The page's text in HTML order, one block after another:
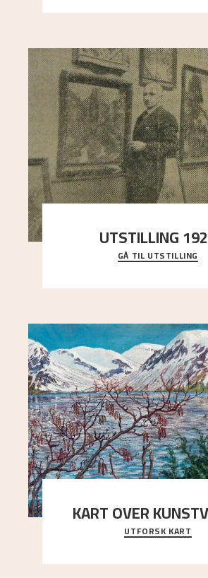
UTSTILLING
Då Astrup døydde i 1928, tok
Kaland og Simon Thorbjørnsen
GÅ TIL UTSTILLING
KART OVER
Utforsk stedene og utsiktene i
UTFORSK KART